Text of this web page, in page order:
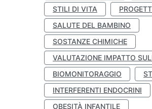
STILI DI VITA
SALUTE DEL BAMBINO
SOSTANZE CHIMICHE
VALUTAZIONE IMPATTO
BIOMONITORAGGIO
INTERFERENTI ENDOCRINI
OBESITÀ INFANTILE